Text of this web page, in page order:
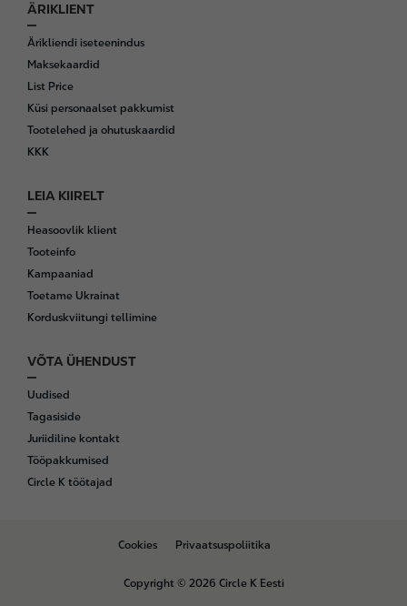
ÄRIKLIENT
Ärikliendi iseteenindus
Maksekaardid
List Price
Küsi personaalset pakkumist
Tootelehed ja ohutuskaardid
KKK
LEIA KIIRELT
Heasoovlik klient
Tooteinfo
Kampaaniad
Toetame Ukrainat
Korduskviitungi tellimine
VÕTA ÜHENDUST
Uudised
Tagasiside
Juriidiline kontakt
Tööpakkumised
Circle K töötajad
B
Cookies Privaatsuspoliitika
Copyright © 2026 Circle K Eesti